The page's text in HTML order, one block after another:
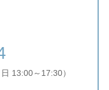
13:00～17:30）